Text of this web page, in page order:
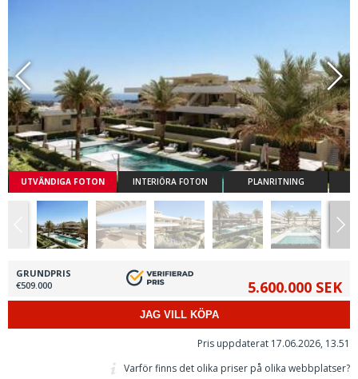
UTVÄNDIGA FOTON INTERIÖRA FOTON PLANRITNING
GRUNDPRIS
€509.000
5.600.000 SEK
JAG VILL KÖPA
Pris uppdaterat 17.06.2026, 13.51
Varför finns det olika priser på olika webbplatser?